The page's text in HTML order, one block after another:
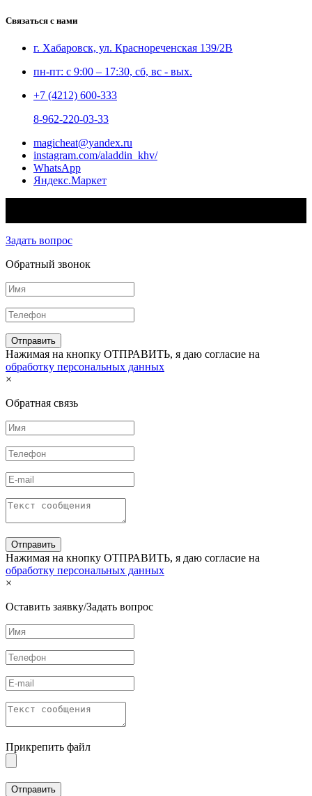
Связаться с нами
г. Хабаровск, ул. Краснореченская 139/2В
пн-пт: с 9:00 – 17:30, сб, вс - вых.
+7 (4212) 600-333
8-962-220-03-33
magicheat@yandex.ru
instagram.com/aladdin_khv/
WhatsApp
Яндекс.Маркет
Задать вопрос
Обратный звонок
Нажимая на кнопку ОТПРАВИТЬ, я даю согласие на
обработку персональных данных
×
Обратная связь
Нажимая на кнопку ОТПРАВИТЬ, я даю согласие на
обработку персональных данных
×
Оставить заявку/Задать вопрос
Прикрепить файл